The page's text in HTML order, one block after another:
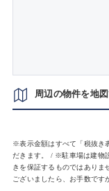
周辺の物件を地
※表示金額はすべて「税抜き
だきます。 / ※駐車場は建物
きを保証するものではあり
ございましたら、お手数です